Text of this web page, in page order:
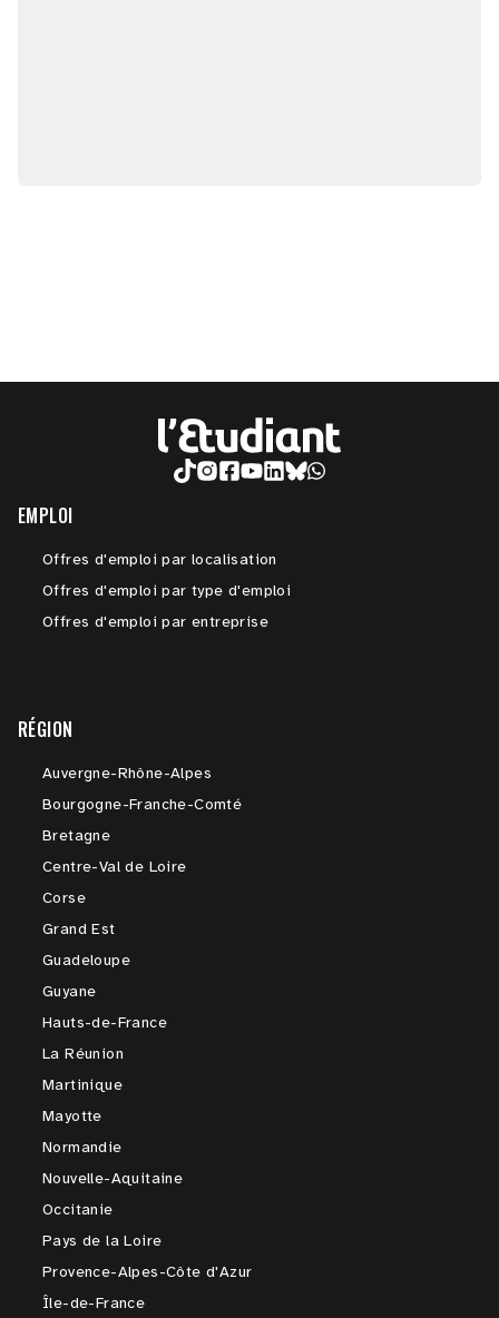
EMPLOI
Offres d'emploi par localisation
Offres d'emploi par type d'emploi
Offres d'emploi par entreprise
RÉGION
Auvergne-Rhône-Alpes
Bourgogne-Franche-Comté
Bretagne
Centre-Val de Loire
Corse
Grand Est
Guadeloupe
Guyane
Hauts-de-France
La Réunion
Martinique
Mayotte
Normandie
Nouvelle-Aquitaine
Occitanie
Pays de la Loire
Provence-Alpes-Côte d'Azur
Île-de-France